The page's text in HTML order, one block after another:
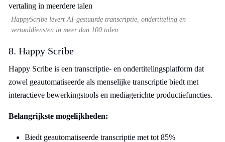
HappyScribe levert AI-gestuurde transcriptie, ondertiteling en
vertaaldiensten in meer dan 100 talen
8. Happy Scribe
Happy Scribe is een transcriptie- en ondertitelingsplatform dat
zowel geautomatiseerde als menselijke transcriptie biedt met
interactieve bewerkingstools en mediagerichte productiefuncties.
Belangrijkste mogelijkheden:
Biedt geautomatiseerde transcriptie met tot 85%